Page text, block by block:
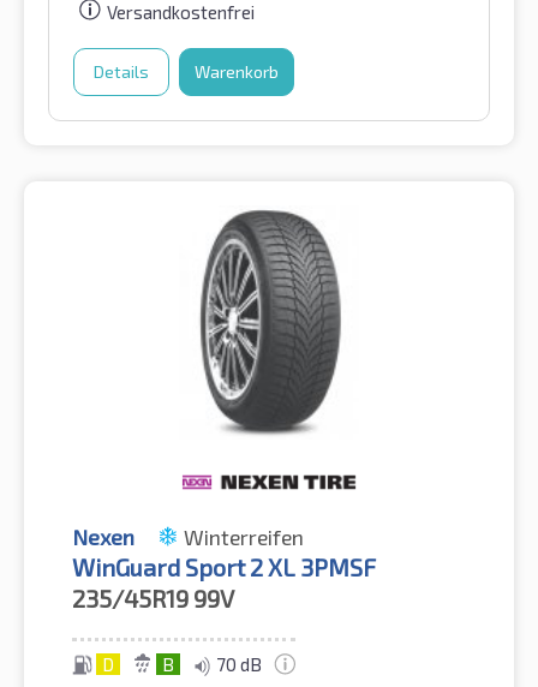
Versandkostenfrei
Details Warenkorb
Nexen Winterreifen
WinGuard Sport 2 XL 3PMSF
235/45R19 99V
D B 70 dB